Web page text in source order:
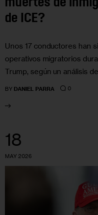
muertes de
de ICE?
Unos 17 conductores han
operativos migratorios
Trump, según un análisis
BY DANIEL PARRA 0
18
MAY 2026